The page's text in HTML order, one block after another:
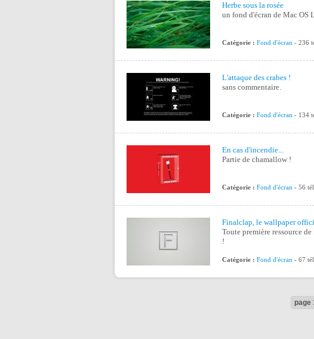
Herbe sous la rosée
un fond d'écran de Mac OS
Catégorie : Fond d'écran - 236
L'attaque des crabes !
sans commentaire.
Catégorie : Fond d'écran - 134
En cas d'incendie...
Partie de chamallow !
Catégorie : Fond d'écran - 56
Finalclap, le wallpaper
Toute première ressource
!
Catégorie : Fond d'écran - 67
page